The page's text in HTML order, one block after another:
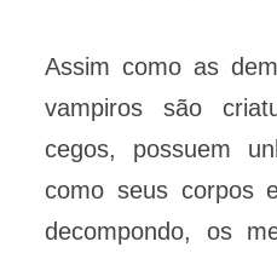
Assim como as
vampiros são
cegos, possuem
como seus corpos
decompondo, os